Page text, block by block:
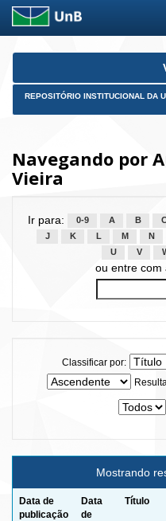
Skip
REPOSITÓRIO INSTITUCIONAL DA
Navegando por
Vieira
Ir para: 0-9 A B
J
K L M N
U
V
ou entre com
Classificar por:
Mostrando
Data de
publicação
Data
de
Título